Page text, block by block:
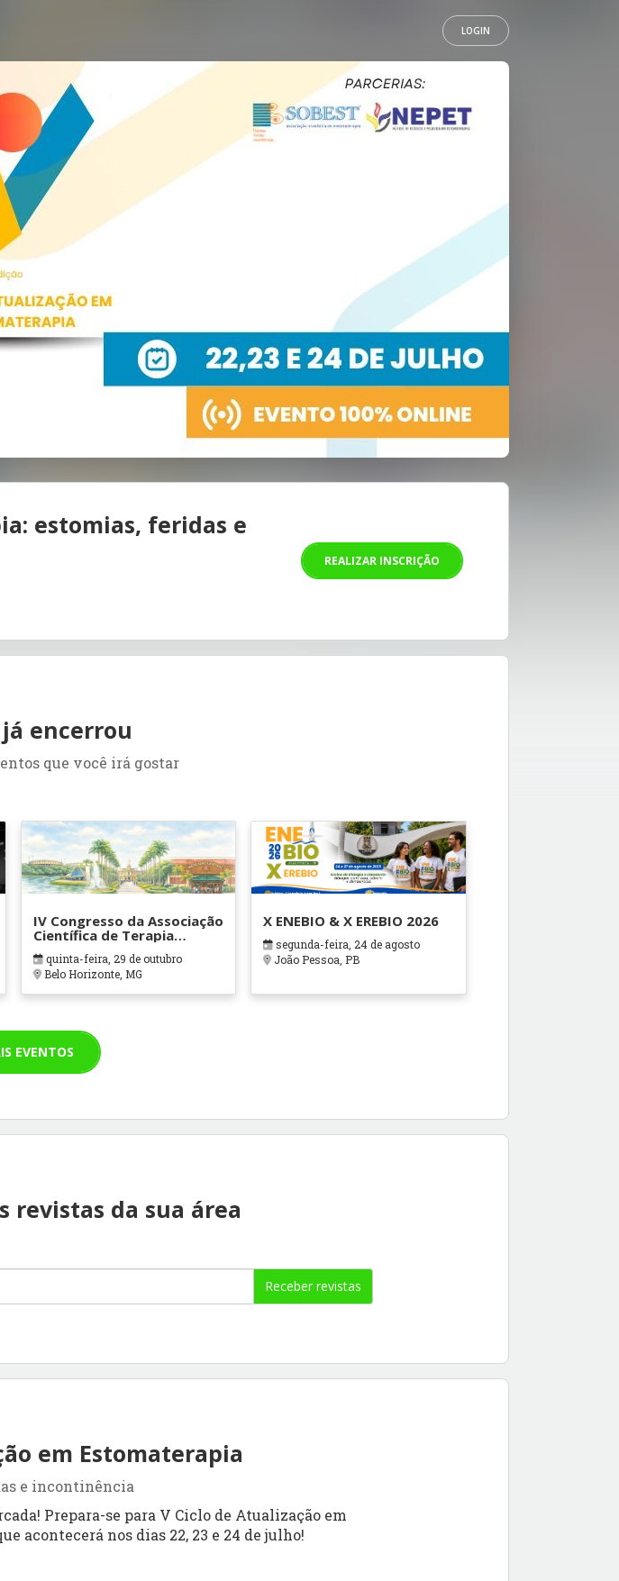
LOGIN
estomias, feridas e
REALIZAR INSCRIÇÃO
encerrou
que você irá gostar
IV Congresso da Associação
Científica de Terapia
Ocupacional em Contextos
Hospitalares e Cuidados
Paliativos - ATOHOSP
quinta-feira, 29 de outubro
Belo Horizonte, MG
X ENEBIO & X EREBIO 2026
segunda-feira, 24 de agosto
João Pessoa, PB
EVENTOS
revistas da sua área
Receber revistas
em Estomaterapia
e incontinência
Prepara-se para V Ciclo de Atualização em
acontecerá nos dias 22, 23 e 24 de julho!